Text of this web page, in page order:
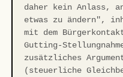
daher kein Anlass,
etwas zu ändern",
mit dem
Gutting-
zusätzliches
(steuerliche